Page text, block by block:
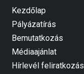
Kezdőlap
Pályázatírás
Bemutatkozás
Médiaajánlat
Hírlevél feliratkozás